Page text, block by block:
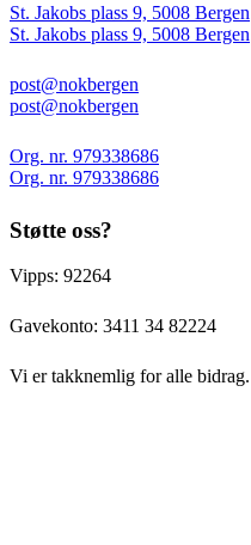
St. Jakobs plass 9, 5008 Bergen
St. Jakobs plass 9, 5008 Bergen
post@nokbergen
post@nokbergen
Org. nr. 979338686
Org. nr. 979338686
Støtte oss?
Vipps: 92264
Gavekonto: 3411 34 82224
Vi er takknemlig for alle bidrag.